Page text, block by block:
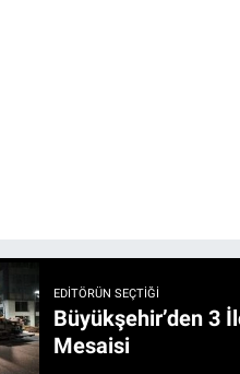
EDITÖRÜN SEÇTIĞI
Büyükşehir’den 3 İlçe 20 Noktada Yeni Haftada Asfalt
Mesaisi